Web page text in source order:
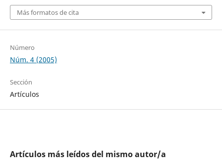
Más formatos de cita
Número
Núm. 4 (2005)
Sección
Artículos
Artículos más leídos del mismo autor/a